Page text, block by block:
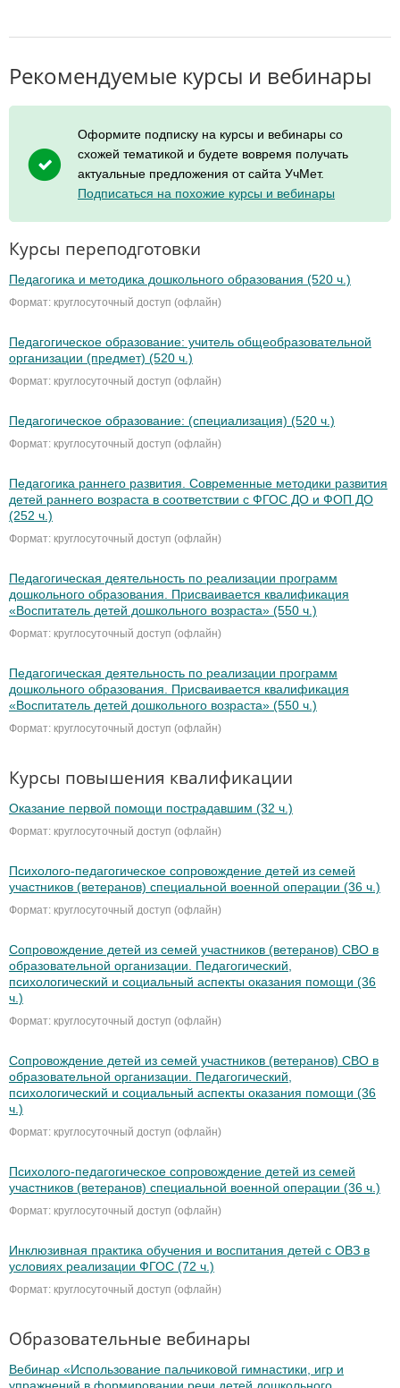
Рекомендуемые курсы и вебинары
Оформите подписку на курсы и вебинары со
схожей тематикой и будете вовремя получать
актуальные предложения от сайта УчМет.
Подписаться на похожие курсы и вебинары
Курсы переподготовки
Педагогика и методика дошкольного образования (520 ч.)
Формат: круглосуточный доступ (офлайн)
Педагогическое образование: учитель общеобразовательной
организации (предмет) (520 ч.)
Формат: круглосуточный доступ (офлайн)
Педагогическое образование: (специализация) (520 ч.)
Формат: круглосуточный доступ (офлайн)
Педагогика раннего развития. Современные методики развития
детей раннего возраста в соответствии с ФГОС ДО и ФОП ДО
(252 ч.)
Формат: круглосуточный доступ (офлайн)
Педагогическая деятельность по реализации программ
дошкольного образования. Присваивается квалификация
«Воспитатель детей дошкольного возраста» (550 ч.)
Формат: круглосуточный доступ (офлайн)
Педагогическая деятельность по реализации программ
дошкольного образования. Присваивается квалификация
«Воспитатель детей дошкольного возраста» (550 ч.)
Формат: круглосуточный доступ (офлайн)
Курсы повышения квалификации
Оказание первой помощи пострадавшим (32 ч.)
Формат: круглосуточный доступ (офлайн)
Психолого-педагогическое сопровождение детей из семей
участников (ветеранов) специальной военной операции (36 ч.)
Формат: круглосуточный доступ (офлайн)
Сопровождение детей из семей участников (ветеранов) СВО в
образовательной организации. Педагогический,
психологический и социальный аспекты оказания помощи (36
ч.)
Формат: круглосуточный доступ (офлайн)
Сопровождение детей из семей участников (ветеранов) СВО в
образовательной организации. Педагогический,
психологический и социальный аспекты оказания помощи (36
ч.)
Формат: круглосуточный доступ (офлайн)
Психолого-педагогическое сопровождение детей из семей
участников (ветеранов) специальной военной операции (36 ч.)
Формат: круглосуточный доступ (офлайн)
Инклюзивная практика обучения и воспитания детей с ОВЗ в
условиях реализации ФГОС (72 ч.)
Формат: круглосуточный доступ (офлайн)
Образовательные вебинары
Вебинар «Использование пальчиковой гимнастики, игр и